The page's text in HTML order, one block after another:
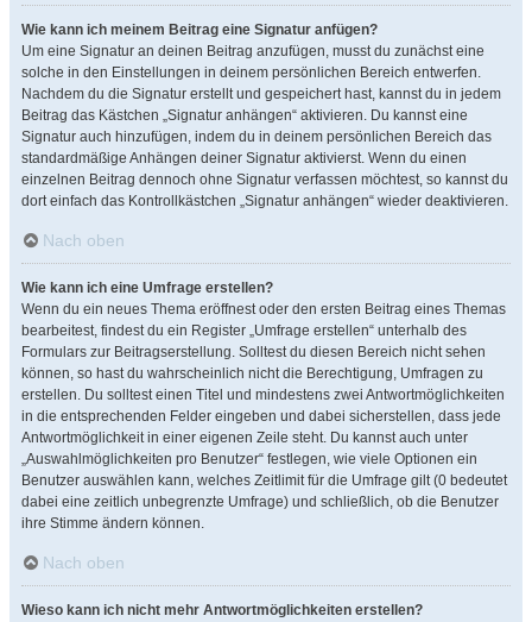
Wie kann ich meinem Beitrag eine Signatur anfügen?
Um eine Signatur an deinen Beitrag anzufügen, musst du zunächst eine
solche in den Einstellungen in deinem persönlichen Bereich entwerfen.
Nachdem du die Signatur erstellt und gespeichert hast, kannst du in jedem
Beitrag das Kästchen „Signatur anhängen“ aktivieren. Du kannst eine
Signatur auch hinzufügen, indem du in deinem persönlichen Bereich das
standardmäßige Anhängen deiner Signatur aktivierst. Wenn du einen
einzelnen Beitrag dennoch ohne Signatur verfassen möchtest, so kannst du
dort einfach das Kontrollkästchen „Signatur anhängen“ wieder deaktivieren.
Nach oben
Wie kann ich eine Umfrage erstellen?
Wenn du ein neues Thema eröffnest oder den ersten Beitrag eines Themas
bearbeitest, findest du ein Register „Umfrage erstellen“ unterhalb des
Formulars zur Beitragserstellung. Solltest du diesen Bereich nicht sehen
können, so hast du wahrscheinlich nicht die Berechtigung, Umfragen zu
erstellen. Du solltest einen Titel und mindestens zwei Antwortmöglichkeiten
in die entsprechenden Felder eingeben und dabei sicherstellen, dass jede
Antwortmöglichkeit in einer eigenen Zeile steht. Du kannst auch unter
„Auswahlmöglichkeiten pro Benutzer“ festlegen, wie viele Optionen ein
Benutzer auswählen kann, welches Zeitlimit für die Umfrage gilt (0 bedeutet
dabei eine zeitlich unbegrenzte Umfrage) und schließlich, ob die Benutzer
ihre Stimme ändern können.
Nach oben
Wieso kann ich nicht mehr Antwortmöglichkeiten erstellen?